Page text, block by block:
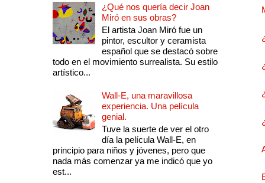
¿Qué nos quería decir Joan
Miró en sus obras?
El artista Joan Miró fue un
pintor, escultor y ceramista
español que se destacó sobre
todo en el movimiento surrealista. Su estilo
artístico...
Wall-E, una maravillosa
experiencia. Una película
genial.
Tuve la suerte de ver el otro
día la película Wall-E, en
principio para niños y jóvenes, pero que
nada más comenzar ya me indicó que yo
est...